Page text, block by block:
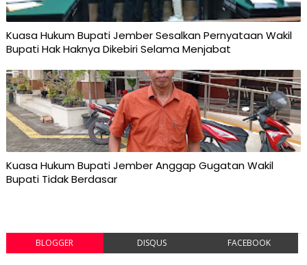
Kuasa Hukum Bupati Jember Sesalkan Pernyataan Wakil
Bupati Hak Haknya Dikebiri Selama Menjabat
Kuasa Hukum Bupati Jember Anggap Gugatan Wakil
Bupati Tidak Berdasar
BLOGGER DISQUS FACEBOOK